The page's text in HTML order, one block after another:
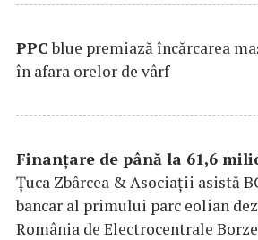
PPCblue premiază încărcarea
în afara orelor de vârf
Finanțare de până la 61,6
Țuca Zbârcea & Asociații asistă
bancar al primului parc eolian
România de Electrocentrale